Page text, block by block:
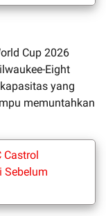
Cup 2026
Eight
yang
memuntahkan
Castrol
Sebelum